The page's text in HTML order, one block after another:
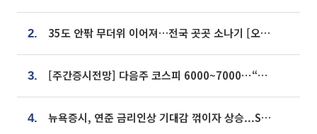
2. 35도 안팎 무더위 이어져…전국 곳곳 소나기 [오늘 날씨]
3. [주간증시전망] 다음주 코스피 6000~7000⋯“外人 수급은 정책이 변수”
4. 뉴욕증시, 연준 금리인상 기대감 꺾이자 상승...S&P500 사상 최고치 [종합]